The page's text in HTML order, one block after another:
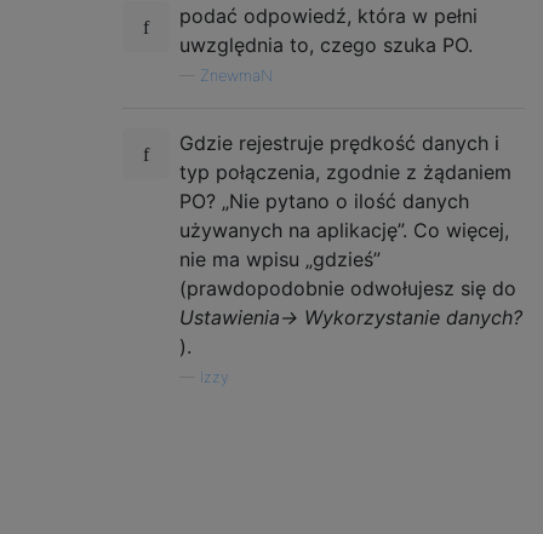
podać odpowiedź, która w pełni
uwzględnia to, czego szuka PO.
ZnewmaN
Gdzie rejestruje prędkość danych i
typ połączenia, zgodnie z żądaniem
PO? „Nie pytano o ilość danych
używanych na aplikację”. Co więcej,
nie ma wpisu „gdzieś”
(prawdopodobnie odwołujesz się do
Ustawienia-> Wykorzystanie danych?
).
Izzy